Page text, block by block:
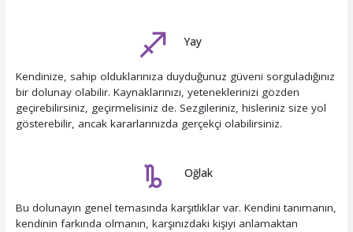
Yay
Kendinize, sahip olduklarınıza duyduğunuz güveni sorguladığınız
bir dolunay olabilir. Kaynaklarınızı, yeteneklerinizi gözden
geçirebilirsiniz, geçirmelisiniz de. Sezgileriniz, hisleriniz size yol
gösterebilir, ancak kararlarınızda gerçekçi olabilirsiniz.
Oğlak
Bu dolunayın genel temasında karşıtlıklar var. Kendini tanımanın,
kendinin farkında olmanın, karşınızdaki kişiyi anlamaktan